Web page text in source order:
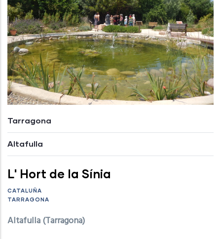
Tarragona
Altafulla
L' Hort de la Sínia
CATALUÑA
TARRAGONA
Altafulla (Tarragona)